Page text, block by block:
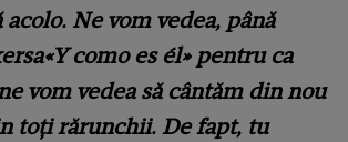
Ne vom vedea, până
como es él» pentru ca
vom vedea să cântăm din nou
toţi rărunchii. De fapt, tu